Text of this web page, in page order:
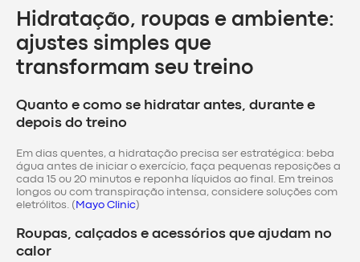
Hidratação, roupas e ambiente:
ajustes simples que
transformam seu treino
Quanto e como se hidratar antes, durante e
depois do treino
Em dias quentes, a hidratação precisa ser estratégica: beba
água antes de iniciar o exercício, faça pequenas reposições a
cada 15 ou 20 minutos e reponha líquidos ao final. Em treinos
longos ou com transpiração intensa, considere soluções com
eletrólitos. ( Mayo Clinic)
Roupas, calçados e acessórios que ajudam no
calor